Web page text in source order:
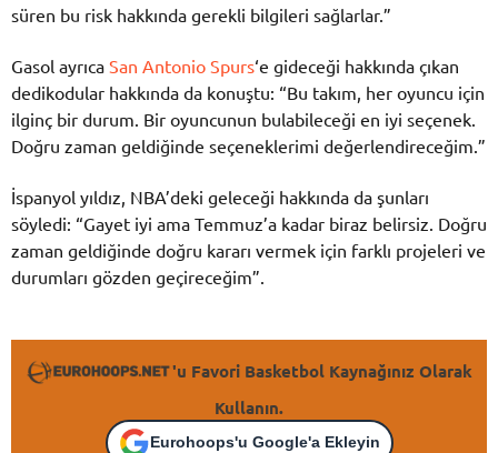
süren bu risk hakkında gerekli bilgileri sağlarlar.”
Gasol ayrıca San Antonio Spurs‘e gideceği hakkında çıkan
dedikodular hakkında da konuştu: “Bu takım, her oyuncu için
ilginç bir durum. Bir oyuncunun bulabileceği en iyi seçenek.
Doğru zaman geldiğinde seçeneklerimi değerlendireceğim.”
İspanyol yıldız, NBA’deki geleceği hakkında da şunları
söyledi: “Gayet iyi ama Temmuz’a kadar biraz belirsiz. Doğru
zaman geldiğinde doğru kararı vermek için farklı projeleri ve
durumları gözden geçireceğim”.
'u Favori Basketbol Kaynağınız Olarak
Kullanın.
Eurohoops'u Google'a Ekleyin